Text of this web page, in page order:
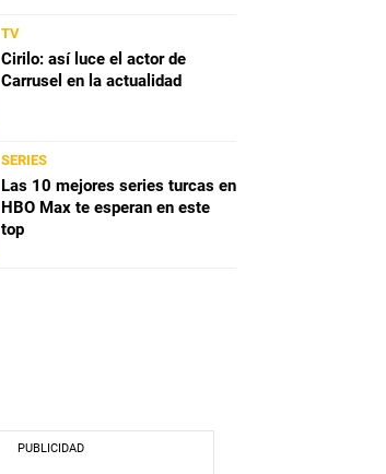
TV
Cirilo: así luce el actor de
Carrusel en la actualidad
SERIES
Las 10 mejores series turcas en
HBO Max te esperan en este
top